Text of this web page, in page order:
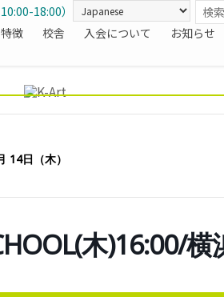
特徴 校舎 入会について お知らせ
18:00）
14日（木）
木)16:00/